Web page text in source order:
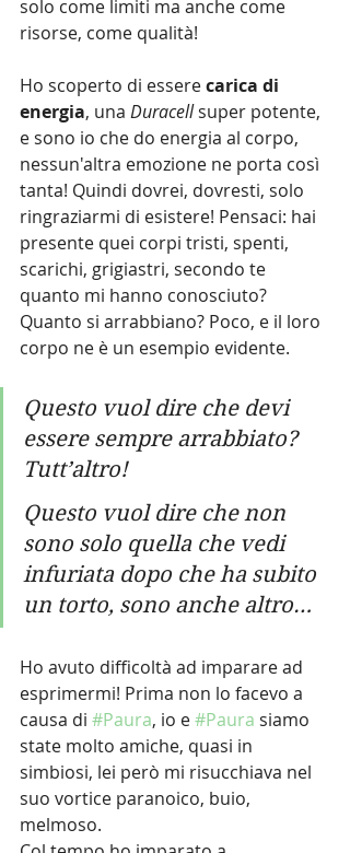
solo come limiti ma anche come
risorse, come qualità!
Ho scoperto di essere carica di
energia, una Duracell super potente,
e sono io che do energia al corpo,
nessun'altra emozione ne porta così
tanta! Quindi dovrei, dovresti, solo
ringraziarmi di esistere! Pensaci: hai
presente quei corpi tristi, spenti,
scarichi, grigiastri, secondo te
quanto mi hanno conosciuto?
Quanto si arrabbiano? Poco, e il loro
corpo ne è un esempio evidente.
Questo vuol dire che devi
essere sempre arrabbiato?
Tutt’altro!
Questo vuol dire che non
sono solo quella che vedi
infuriata dopo che ha subito
un torto, sono anche altro…
Ho avuto difficoltà ad imparare ad
esprimermi! Prima non lo facevo a
causa di #Paura, io e #Paura siamo
state molto amiche, quasi in
simbiosi, lei però mi risucchiava nel
suo vortice paranoico, buio,
melmoso.